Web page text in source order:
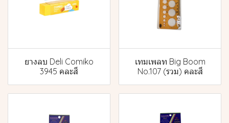
ยางลบ Deli Comiko
3945 คละสี
เทมเพลท Big Boom
No.107 (รวม) คละสี